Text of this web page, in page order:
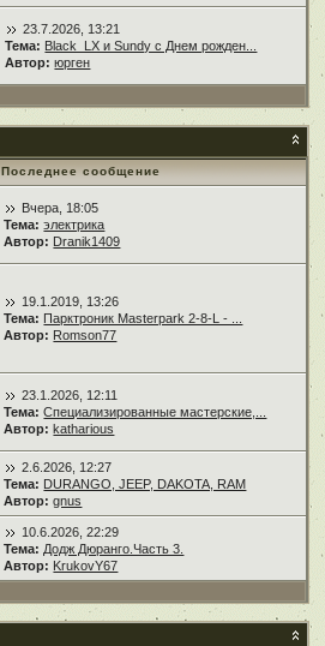
23.7.2026, 13:21
Тема: Black_LX и Sundy с Днем рожден...
Автор: юрген
Последнее сообщение
Вчера, 18:05
Тема: электрика
Автор: Dranik1409
19.1.2019, 13:26
Тема: Парктроник Masterpark 2-8-L - ...
Автор: Romson77
23.1.2026, 12:11
Тема: Специализированные мастерские,...
Автор: katharious
2.6.2026, 12:27
Тема: DURANGO, JEEP, DAKOTA, RAM
Автор: gnus
10.6.2026, 22:29
Тема: Додж Дюранго.Часть 3.
Автор: KrukovY67